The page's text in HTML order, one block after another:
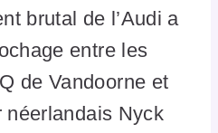
brutal de l’Audi a
entre les
de Vandoorne et
néerlandais Nyck